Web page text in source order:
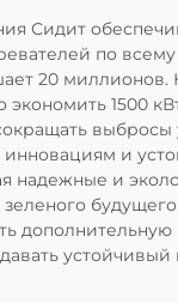
Сидит
по
20 миллионов.
1500
выбросы
и
надежные и